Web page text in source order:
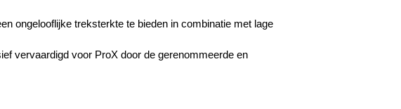
​​ongelooflijke treksterkte te bieden in combinatie met lage
vervaardigd voor ProX door de gerenommeerde en